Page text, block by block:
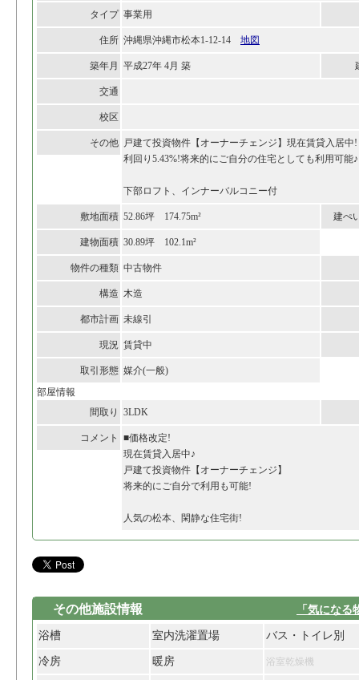
タイプ 事業用
住所 沖縄県沖縄市松本1-12-14 地図
築年月 平成27年 4月 築
交通
校区
その他 戸建て投資物件【オーナーチェンジ】現在賃貸入居中!
利回り5.43%!将来的にご自分の住宅としても利用可能♪
下部ロフト、インナーバルコニー付
敷地面積 52.86坪 174.75m² 建ぺ
建物面積 30.89坪 102.1m²
物件の種類 中古物件
構造 木造
都市計画 未線引
現況 賃貸中
取引形態 媒介(一般)
部屋情報
間取り
3LDK
コメント
■価格改定!
現在賃貸入居中♪
戸建て投資物件【オーナーチェンジ】
将来的にご自分で利用も可能!
人気の松本、閑静な住宅街!
その他施設情報 「気になる
浴槽 室内洗濯置場 バス・トイレ別
冷房 暖房 浴室乾燥機